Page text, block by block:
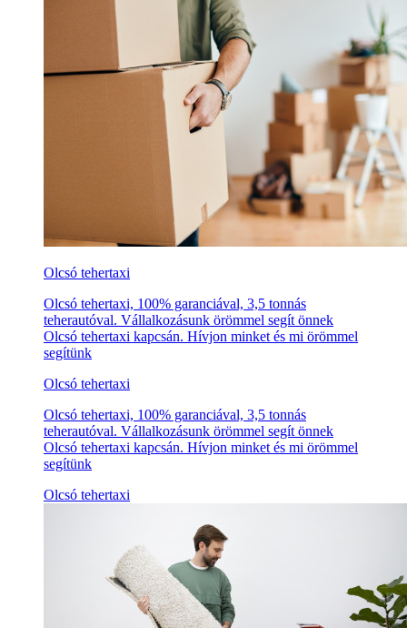
Olcsó tehertaxi
Olcsó tehertaxi, 100% garanciával, 3,5 tonnás
teherautóval. Vállalkozásunk örömmel segít önnek
Olcsó tehertaxi kapcsán. Hívjon minket és mi örömmel
segítünk
Olcsó tehertaxi
Olcsó tehertaxi, 100% garanciával, 3,5 tonnás
teherautóval. Vállalkozásunk örömmel segít önnek
Olcsó tehertaxi kapcsán. Hívjon minket és mi örömmel
segítünk
Olcsó tehertaxi